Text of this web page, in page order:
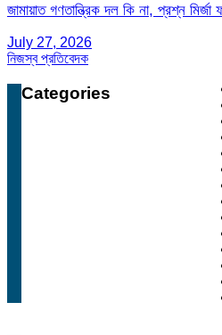
জামায়াত গণতান্ত্রিক দল কি না, প্রশ্ন
July 27, 2026
নিজস্ব প্রতিবেদক
Categories